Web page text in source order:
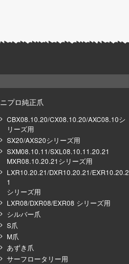
ニプロ純正爪
CBX08.10.20/CX08.10.20/AXC08.10シ
リーズ⽤
SX20/AXS20シリーズ用
SXM08.10.11/SXL08.10.11.20.21
MXR08.10.20.21シリーズ⽤
LXR10.20.21/DXR10.20.21/EXR10.20.2
1
シリーズ⽤
LXR08/DXR08/EXR08 シリーズ⽤
シルバー⽖
S⽖
M⽖
あずき⽖
サーフロータリー⽤